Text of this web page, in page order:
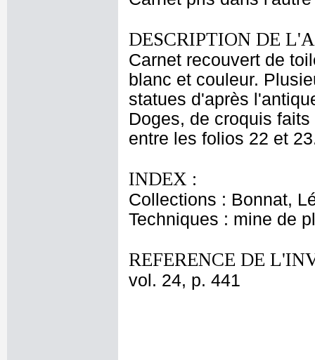
DESCRIPTION DE
Carnet recouvert de
blanc et couleur.
statues d'après
Doges, de croquis
entre les folios 22 et
INDEX :
Collections : Bonnat,
Techniques : mine de
REFERENCE DE
vol. 24, p. 441